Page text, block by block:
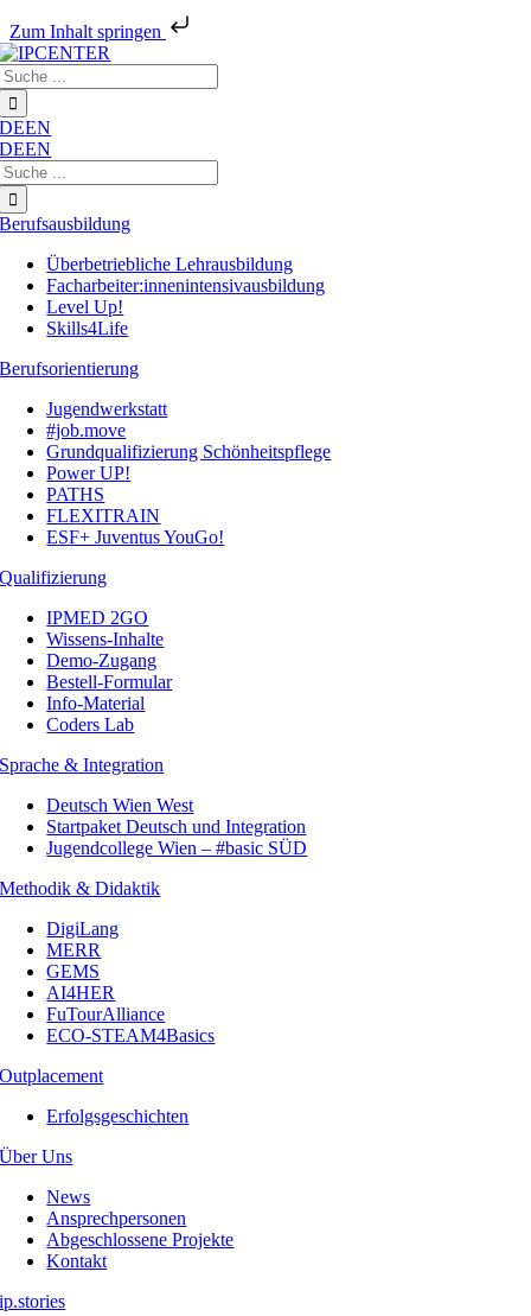
Zum Inhalt springen
Zum
Inhalt
springen
DEEN
DEEN
Berufsausbildung
Überbetriebliche Lehrausbildung
Facharbeiter:innenintensivausbildung
Level Up!
Skills4Life
Berufsorientierung
Jugendwerkstatt
#job.move
Grundqualifizierung Schönheitspflege
Power UP!
PATHS
FLEXITRAIN
ESF+ Juventus YouGo!
Qualifizierung
IPMED 2GO
Wissens-Inhalte
Demo-Zugang
Bestell-Formular
Info-Material
Coders Lab
Sprache & Integration
Deutsch Wien West
Startpaket Deutsch und Integration
Jugendcollege Wien – #basic SÜD
Methodik & Didaktik
DigiLang
MERR
GEMS
AI4HER
FuTourAlliance
ECO-STEAM4Basics
Outplacement
Erfolgsgeschichten
Über Uns
News
Ansprechpersonen
Abgeschlossene Projekte
Kontakt
ip.stories